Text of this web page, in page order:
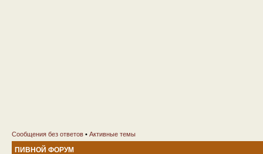
Сообщения без ответов • Активные темы
ПИВНОЙ ФОРУМ